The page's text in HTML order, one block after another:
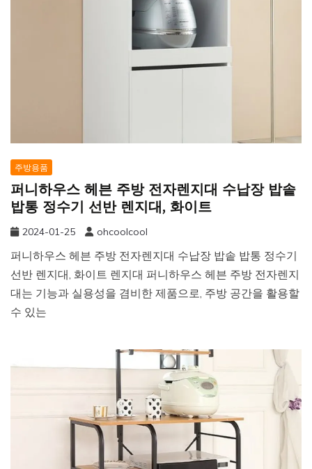
주방용품
퍼니하우스 헤븐 주방 전자렌지대 수납장 밥솥
밥통 정수기 선반 렌지대, 화이트
2024-01-25 ohcoolcool
퍼니하우스 헤븐 주방 전자렌지대 수납장 밥솥 밥통 정수기
선반 렌지대, 화이트 렌지대 퍼니하우스 헤븐 주방 전자렌지
대는 기능과 실용성을 겸비한 제품으로, 주방 공간을 활용할
수 있는